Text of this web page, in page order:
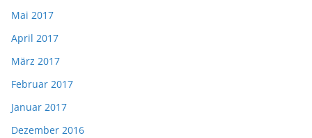
Mai 2017
April 2017
März 2017
Februar 2017
Januar 2017
Dezember 2016